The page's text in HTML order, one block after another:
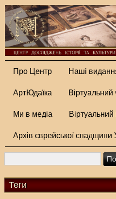
Про Центр Наші
АртЮдаїка
Ми в медіа Віртуальний
Архів єврейської спадщини
Теги